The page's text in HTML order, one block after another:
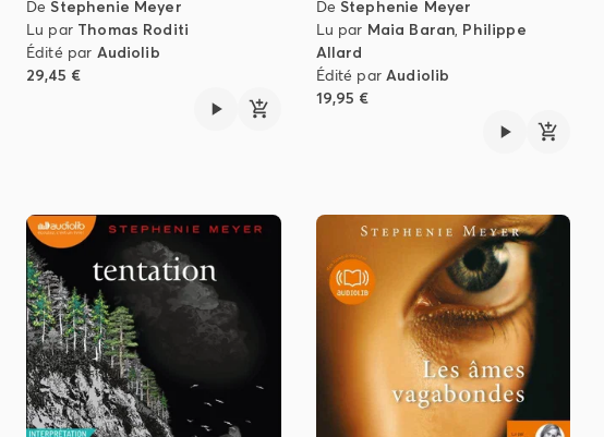
De Stephenie Meyer
Lu par Thomas Roditi
Édité par Audiolib
29,45 €
De Stephenie Meyer
Lu par Maia Baran Philippe
Allard
Édité par Audiolib
19,95 €